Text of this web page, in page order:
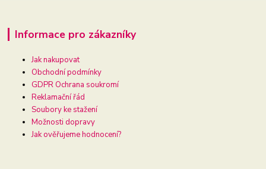
Informace pro zákazníky
Jak nakupovat
Obchodní podmínky
GDPR Ochrana soukromí
Reklamační řád
Soubory ke stažení
Možnosti dopravy
Jak ověřujeme hodnocení?